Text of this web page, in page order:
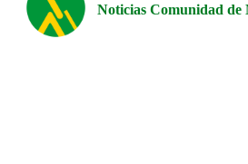
Noticias Comunidad de